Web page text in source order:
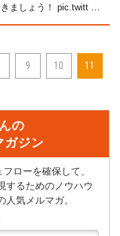
ましょう！ pic.twitt …
9 10 11
の
ガジン
ローを確保して、
するためのノウハウ
気メルマガ。